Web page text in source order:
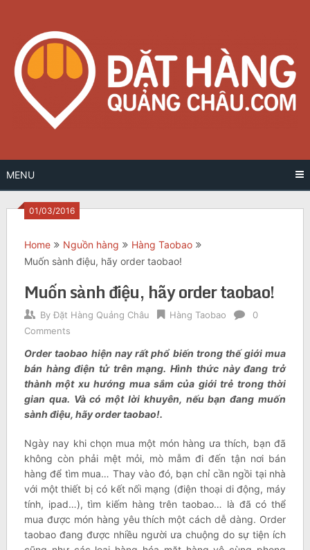
content
MENU
01/03/2016
Home Nguồn hàng
Hàng Taobao
Muốn sành điệu, hãy order taobao!
Muốn sành điệu, hãy order taobao!
By Đặt Hàng Quảng Châu Hàng Taobao
0
Comments
Order taobao hiện nay rất phổ biến trong thế giới mua
bán hàng điện tử trên mạng. Hình thức này đang trở
thành một xu hướng mua sắm của giới trẻ trong thời
gian qua. Và có một lời khuyên, nếu bạn đang muốn
sành điệu, hãy order taobao!.
Ngày nay khi chọn mua một món hàng ưa thích, bạn đã
không còn phải mệt mỏi, mò mẫm đi đến tận nơi bán
hàng để tìm mua… Thay vào đó, bạn chỉ cần ngồi tại nhà
với một thiết bị có kết nối mạng (điện thoại di động, máy
tính, ipad…), tìm kiếm hàng trên taobao… là đã có thể
mua được món hàng yêu thích một cách dễ dàng. Order
taobao đang được nhiều người ưa chuộng do sự tiện ích